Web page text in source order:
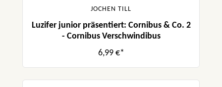
JOCHEN TILL
Luzifer junior präsentiert: Cornibus & Co. 2
- Cornibus Verschwindibus
6,99 €*